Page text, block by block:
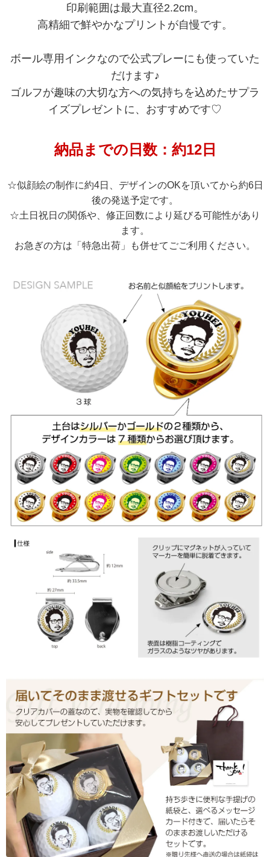
印刷範囲は最大直径2.2cm。
高精細で鮮やかなプリントが自慢です。
ボール専用インクなので公式プレーにも使っていた
だけます♪
ゴルフが趣味の大切な方への気持ちを込めたサプラ
イズプレゼントに、おすすめです♡
納品までの日数：約12日
☆似顔絵の制作に約4日、デザインのOKを頂いてから約6日
後の発送予定です。
☆土日祝日の関係や、修正回数により延びる可能性があり
ます。
お急ぎの方は「 特急出荷 」も併せてごご利用ください。